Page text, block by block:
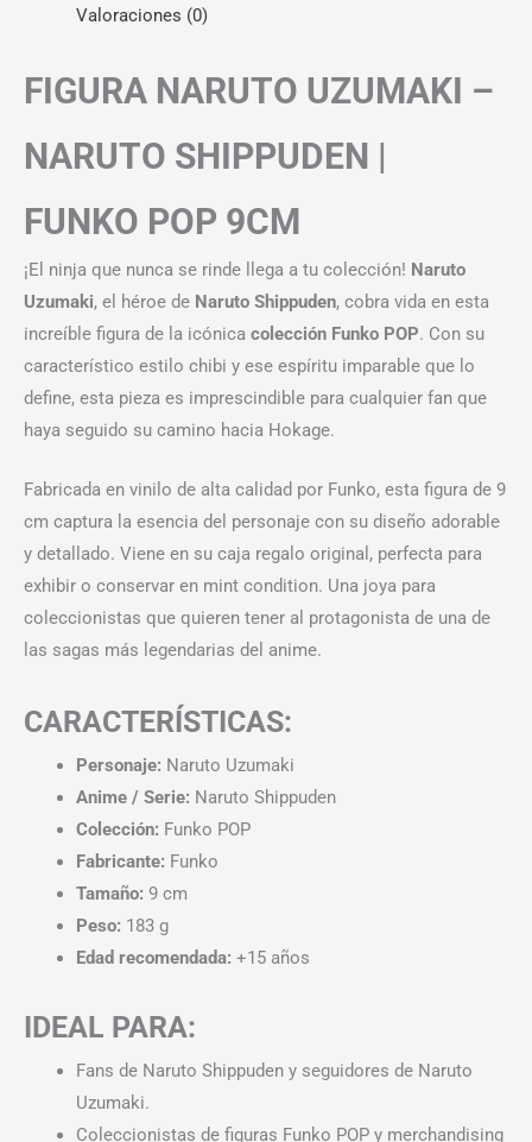
Valoraciones (0)
FIGURA NARUTO UZUMAKI –
NARUTO SHIPPUDEN |
FUNKO POP 9CM
¡El ninja que nunca se rinde llega a tu colección! Naruto
Uzumaki, el héroe de Naruto Shippuden, cobra vida en esta
increíble figura de la icónica colección Funko POP. Con su
característico estilo chibi y ese espíritu imparable que lo
define, esta pieza es imprescindible para cualquier fan que
haya seguido su camino hacia Hokage.
Fabricada en vinilo de alta calidad por Funko, esta figura de 9
cm captura la esencia del personaje con su diseño adorable
y detallado. Viene en su caja regalo original, perfecta para
exhibir o conservar en mint condition. Una joya para
coleccionistas que quieren tener al protagonista de una de
las sagas más legendarias del anime.
CARACTERÍSTICAS:
Personaje: Naruto Uzumaki
Anime / Serie: Naruto Shippuden
Colección: Funko POP
Fabricante: Funko
Tamaño: 9 cm
Peso: 183 g
Edad recomendada: +15 años
IDEAL PARA:
Fans de Naruto Shippuden y seguidores de Naruto
Uzumaki.
Coleccionistas de figuras Funko POP y merchandising